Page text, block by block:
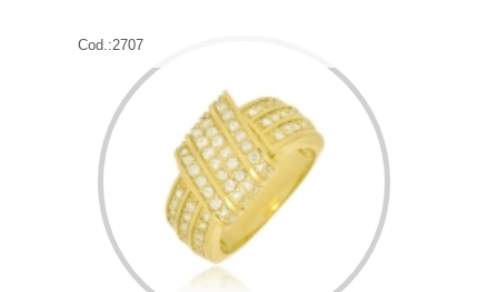
Cod.:2707